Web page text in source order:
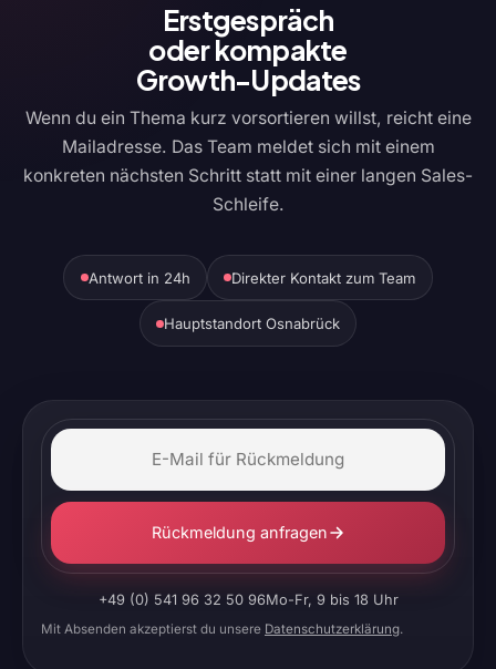
Erstgespräch
oder kompakte
Growth-Updates
Wenn du ein Thema kurz vorsortieren willst, reicht eine
Mailadresse. Das Team meldet sich mit einem
konkreten nächsten Schritt statt mit einer langen Sales-
Schleife.
Antwort in 24h Direkter Kontakt zum Team
Hauptstandort Osnabrück
Rückmeldung anfragen
+49 (0) 541 96 32 50 96Mo-Fr, 9 bis 18 Uhr
Mit Absenden akzeptierst du unsere Datenschutzerklärung.